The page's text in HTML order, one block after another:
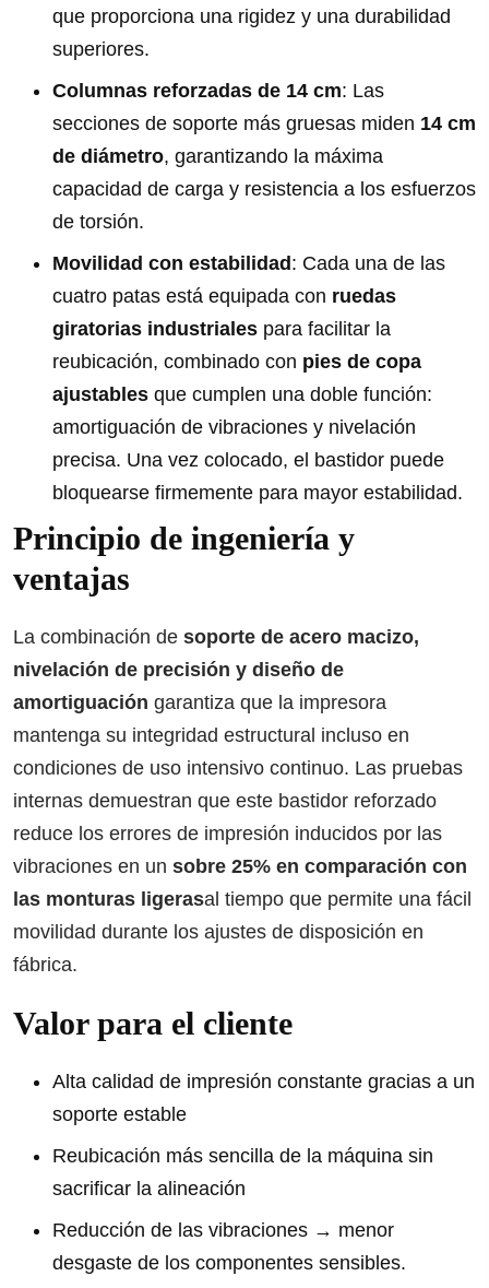
que proporciona una rigidez y una durabilidad
superiores.
Columnas reforzadas de 14 cm: Las
secciones de soporte más gruesas miden 14 cm
de diámetro, garantizando la máxima
capacidad de carga y resistencia a los esfuerzos
de torsión.
Movilidad con estabilidad : Cada una de las
cuatro patas está equipada con ruedas
giratorias industriales para facilitar la
reubicación, combinado con pies de copa
ajustables que cumplen una doble función:
amortiguación de vibraciones y nivelación
precisa. Una vez colocado, el bastidor puede
bloquearse firmemente para mayor estabilidad.
Principio de ingeniería y
ventajas
La combinación de soporte de acero macizo,
nivelación de precisión y diseño de
amortiguación garantiza que la impresora
mantenga su integridad estructural incluso en
condiciones de uso intensivo continuo. Las pruebas
internas demuestran que este bastidor reforzado
reduce los errores de impresión inducidos por las
vibraciones en un sobre 25% en comparación con
las monturas ligerasal tiempo que permite una fácil
movilidad durante los ajustes de disposición en
fábrica.
Valor para el cliente
Alta calidad de impresión constante gracias a un
soporte estable
Reubicación más sencilla de la máquina sin
sacrificar la alineación
Reducción de las vibraciones → menor
desgaste de los componentes sensibles.